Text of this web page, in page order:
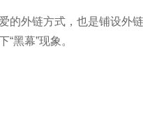
外链方式，也是铺设外
黑幕”现象。